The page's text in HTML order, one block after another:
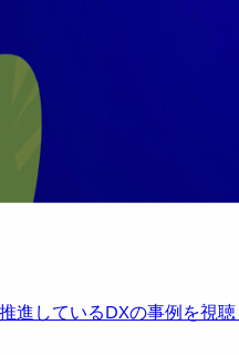
進しているDXの事例を視聴